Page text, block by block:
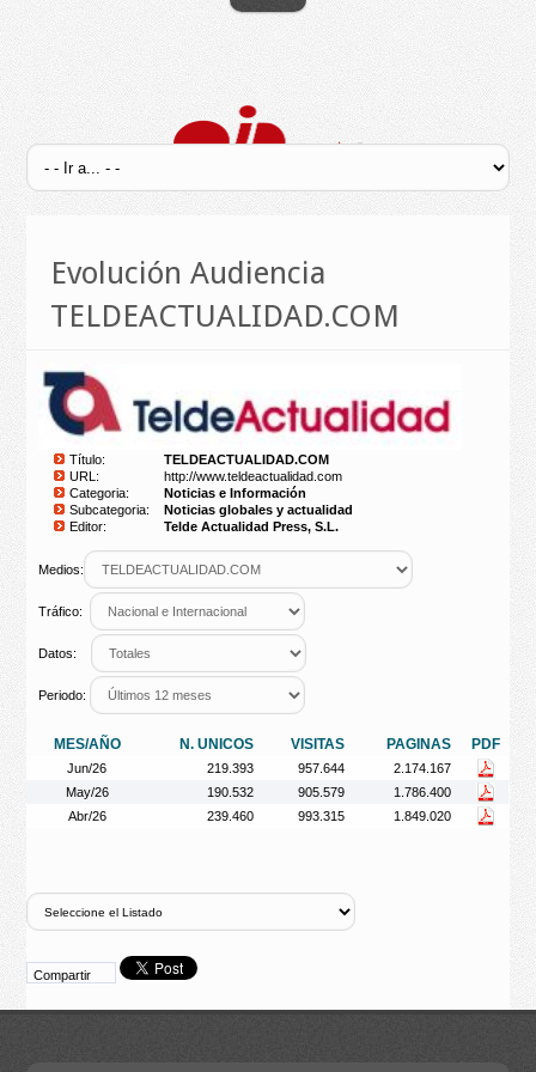
Evolución Audiencia
TELDEACTUALIDAD.COM
Título:
TELDEACTUALIDAD.COM
URL:
http://www.teldeactualidad.com
Categoria:
Noticias e Información
Subcategoria:
Noticias globales y actualidad
Editor:
Telde Actualidad Press, S.L.
Medios:
Tráfico:
Datos:
Periodo:
MES/AÑO N. UNICOS VISITAS PAGINAS PDF
Jun/26 219.393 957.644
2.174.167
May/26
190.532 905.579
1.786.400
Abr/26
239.460 993.315 1.849.020
Compartir